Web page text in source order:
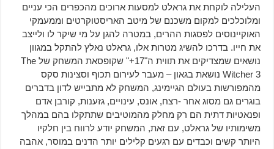
העלילה לוקחת את גראלט למסעות ארוכים מהכפרים הכי עניים
ומלוכלכים למקום משכנם של מיטב האריסטוקרטים וממעמקי
האוקיינוסים לפסגות ההרים, במטרה להגן על מי שיקר לו ולייצב
את חייו. בדרכו להשיג מטרות אלו, גראלט נאלץ להתקל במגוון
נושאים שמצדיקים את תווית ה"17+" שקופסאת המשחק של The
Witcher 3 נושאת בגאון – מעבר לעירום תכוף וסצינות סקס
מהמפורשות בעולם הגיימינג, המשחק לא מתבייש לדון בדברים
בוגרים גם מסוג אחר -רצח, אונס, עינויים, גזענות, קורבן אדם
ופנאטיות דתית הם רק מחלק מהמוטיבים שתתקלו בהם במהלך
משימותיו של גראלט, עם זאת, המשחק יודע לרווח בין חלקיו
היותר קשים וכבדים עם רגעים קלילים יותר הדנים במוסר, אהבה